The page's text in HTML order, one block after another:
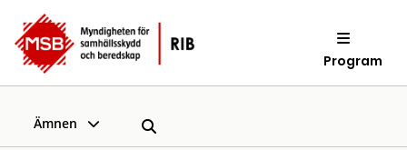
Program
Ämnen